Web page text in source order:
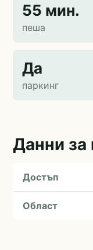
55 мин.
пеша
Да
паркинг
Данни за
Достъп
Област